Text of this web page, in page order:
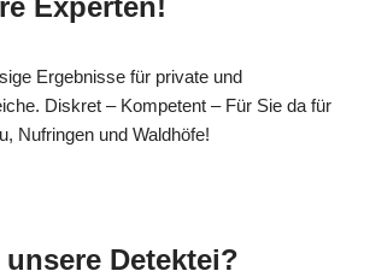
Ergebnisse für private und
Diskret – Kompetent – Für Sie da für
Nufringen und Waldhöfe!
unsere Detektei?